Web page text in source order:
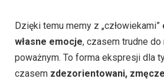
Dzięki temu memy z „człowiekami”
własne emocje, czasem trudne
poważnym. To forma ekspresji dla
czasem zdezorientowani,